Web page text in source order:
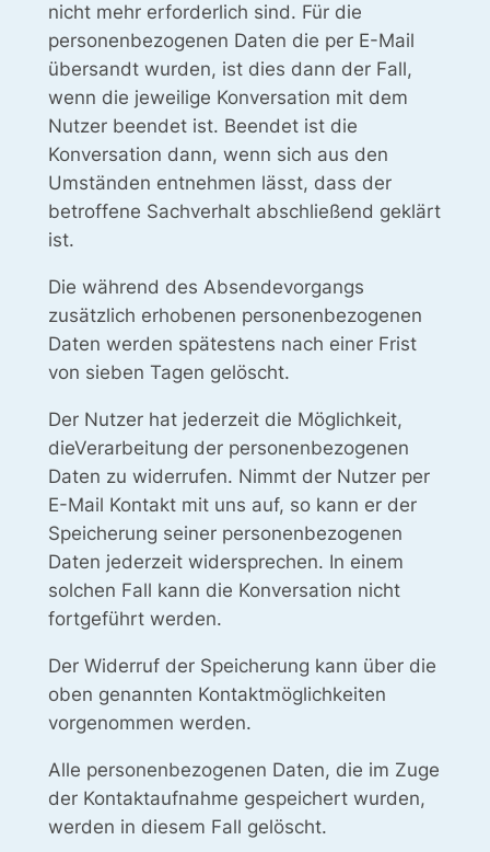
nicht mehr erforderlich sind. Für die
personenbezogenen Daten die per E-Mail
übersandt wurden, ist dies dann der Fall,
wenn die jeweilige Konversation mit dem
Nutzer beendet ist. Beendet ist die
Konversation dann, wenn sich aus den
Umständen entnehmen lässt, dass der
betroffene Sachverhalt abschließend geklärt
ist.
Die während des Absendevorgangs
zusätzlich erhobenen personenbezogenen
Daten werden spätestens nach einer Frist
von sieben Tagen gelöscht.
Der Nutzer hat jederzeit die Möglichkeit,
dieVerarbeitung der personenbezogenen
Daten zu widerrufen. Nimmt der Nutzer per
E-Mail Kontakt mit uns auf, so kann er der
Speicherung seiner personenbezogenen
Daten jederzeit widersprechen. In einem
solchen Fall kann die Konversation nicht
fortgeführt werden.
Der Widerruf der Speicherung kann über die
oben genannten Kontaktmöglichkeiten
vorgenommen werden.
Alle personenbezogenen Daten, die im Zuge
der Kontaktaufnahme gespeichert wurden,
werden in diesem Fall gelöscht.